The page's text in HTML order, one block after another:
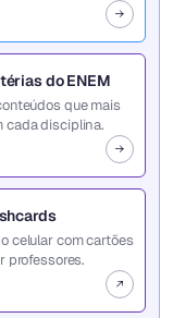
do ENEM
que mais
cada disciplina.
celular com cartões
professores.